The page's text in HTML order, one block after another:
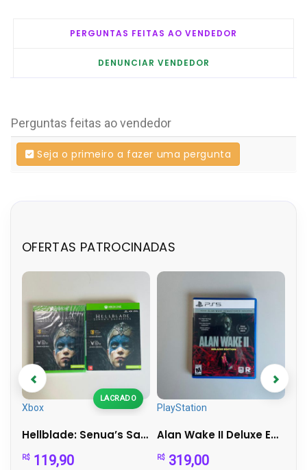
PERGUNTAS FEITAS AO VENDEDOR
DENUNCIAR VENDEDOR
Perguntas feitas ao vendedor
Seja o primeiro a fazer uma pergunta
OFERTAS PATROCINADAS
LACRADO
Xbox
Hellblade: Senua’s Sacrifice (Xbox One) – com luva
R$ 119,90
PlayStation
Alan Wake II Deluxe Edition – PS5
R$ 319,00